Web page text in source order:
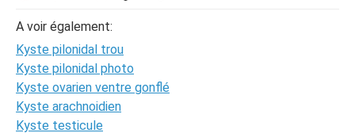
celia
A voir également:
Kyste pilonidal trou
Kyste pilonidal photo
Kyste ovarien ventre gonflé
Kyste arachnoidien
Kyste testicule